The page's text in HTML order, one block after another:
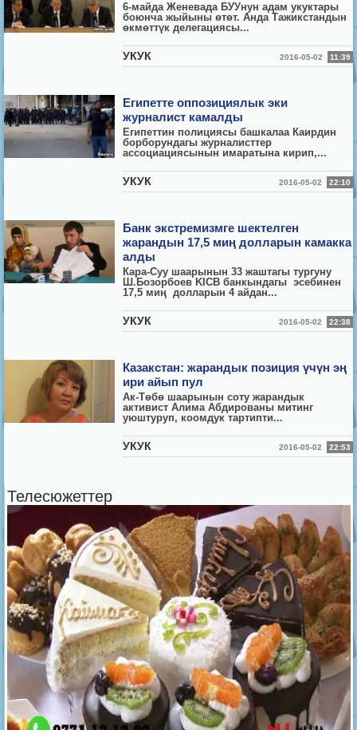
6-майда Женевада БУУнун адам укуктары
боюнча жыйыны өтөт. Анда Тажикстандын
өкмөттүк делегациясы...
УКУК 2016-05-02 11:39
Египетте оппозициялык эки
журналист камалды
Египеттин полициясы башкалаа Каирдин
борборундагы журналисттер
ассоциациясынын имаратына кирип,...
УКУК 2016-05-02 22:10
Банк экстремизмге шектелген
жарандын 17,5 миң долларын камакка
алды
Кара-Суу шаарынын 33 жаштагы тургуну
Ш.Бозорбоев KICB банкындагы эсебинен
17,5 миң долларын 4 айдан...
УКУК 2016-05-02 22:38
Казакстан: жарандык позиция үчүн эң
ири айып пул
Ак-Төбө шаарынын соту жарандык
активист Алима Абдированы митинг
уюштуруп, коомдук тартипти...
УКУК 2016-05-02 22:53
Телесюжеттер